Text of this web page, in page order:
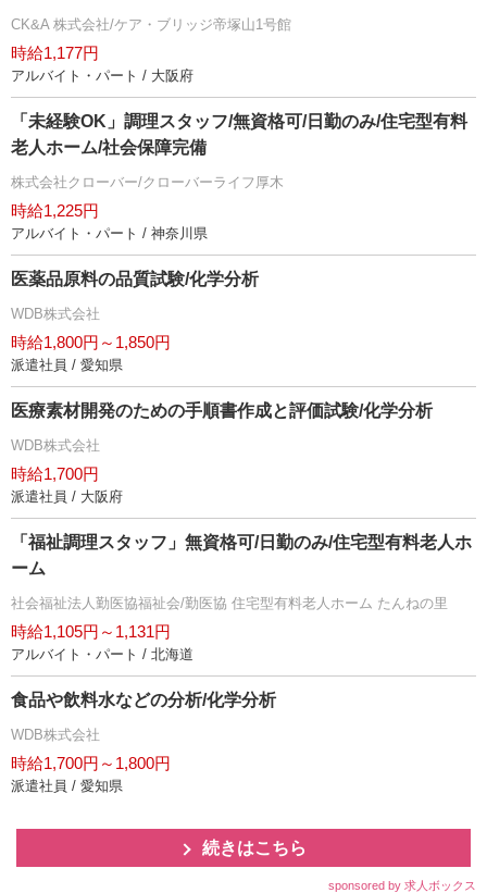
CK&A 株式会社/ケア・ブリッジ帝塚山1号館
時給1,177円
アルバイト・パート / 大阪府
「未経験OK」調理スタッフ/無資格可/日勤のみ/住宅型有料
老人ホーム/社会保障完備
株式会社クローバー/クローバーライフ厚木
時給1,225円
アルバイト・パート / 神奈川県
医薬品原料の品質試験/化学分析
WDB株式会社
時給1,800円～1,850円
派遣社員 / 愛知県
医療素材開発のための手順書作成と評価試験/化学分析
WDB株式会社
時給1,700円
派遣社員 / 大阪府
「福祉調理スタッフ」無資格可/日勤のみ/住宅型有料老人ホ
ーム
社会福祉法人勤医協福祉会/勤医協 住宅型有料老人ホーム たんねの里
時給1,105円～1,131円
アルバイト・パート / 北海道
食品や飲料水などの分析/化学分析
WDB株式会社
時給1,700円～1,800円
派遣社員 / 愛知県
続きはこちら
sponsored by 求人ボックス